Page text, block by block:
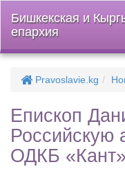
Бишкекская и
епархия
Pravoslavie.kg
Епископ
Российскую
ОДКБ «Кант»